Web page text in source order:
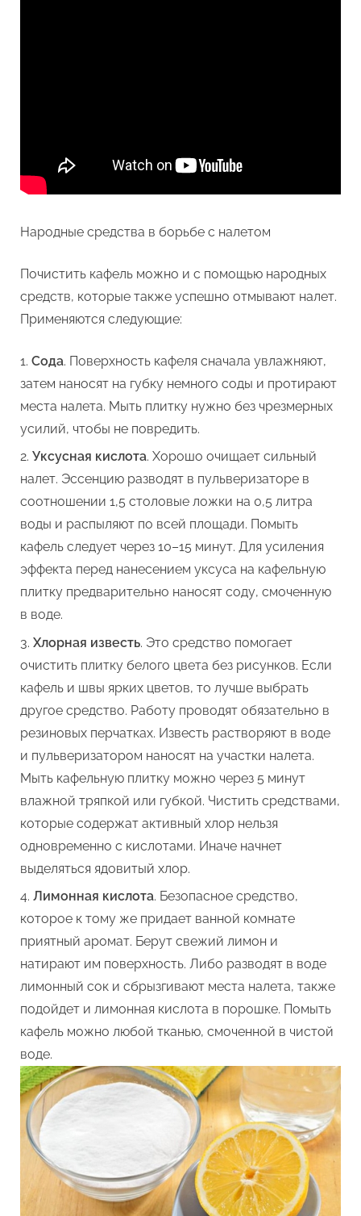
Народные средства в борьбе с налетом
Почистить кафель можно и с помощью народных
средств, которые также успешно отмывают налет.
Применяются следующие:
Сода. Поверхность кафеля сначала увлажняют,
затем наносят на губку немного соды и протирают
места налета. Мыть плитку нужно без чрезмерных
усилий, чтобы не повредить.
Уксусная кислота. Хорошо очищает сильный
налет. Эссенцию разводят в пульверизаторе в
соотношении 1,5 столовые ложки на 0,5 литра
воды и распыляют по всей площади. Помыть
кафель следует через 10–15 минут. Для усиления
эффекта перед нанесением уксуса на кафельную
плитку предварительно наносят соду, смоченную
в воде.
Хлорная известь. Это средство помогает
очистить плитку белого цвета без рисунков. Если
кафель и швы ярких цветов, то лучше выбрать
другое средство. Работу проводят обязательно в
резиновых перчатках. Известь растворяют в воде
и пульверизатором наносят на участки налета.
Мыть кафельную плитку можно через 5 минут
влажной тряпкой или губкой. Чистить средствами,
которые содержат активный хлор нельзя
одновременно с кислотами. Иначе начнет
выделяться ядовитый хлор.
Лимонная кислота. Безопасное средство,
которое к тому же придает ванной комнате
приятный аромат. Берут свежий лимон и
натирают им поверхность. Либо разводят в воде
лимонный сок и сбрызгивают места налета, также
подойдет и лимонная кислота в порошке. Помыть
кафель можно любой тканью, смоченной в чистой
воде.